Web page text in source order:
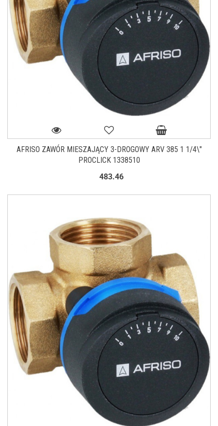
AFRISO ZAWÓR MIESZAJĄCY 3-DROGOWY ARV 385 1 1/4\"
PROCLICK 1338510
483.46